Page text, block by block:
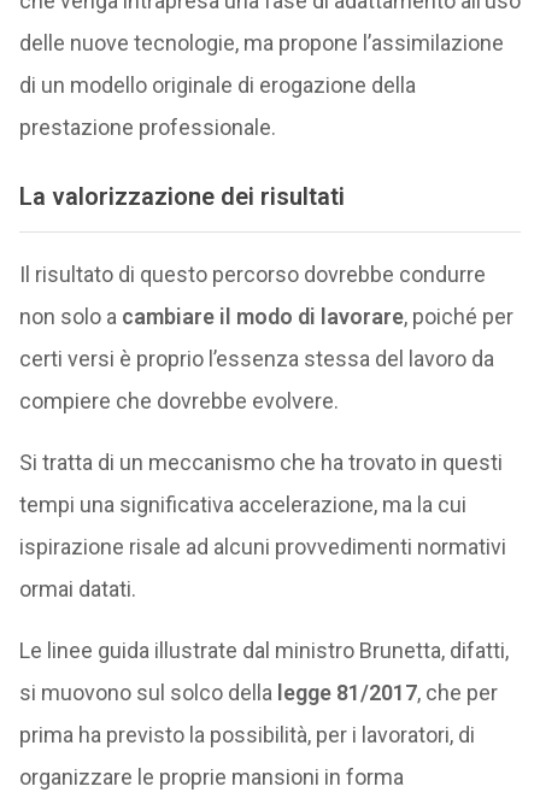
delle nuove tecnologie, ma propone l’assimilazione
di un modello originale di erogazione della
prestazione professionale.
La valorizzazione dei risultati
Il risultato di questo percorso dovrebbe condurre
non solo a cambiare il modo di lavorare, poiché per
certi versi è proprio l’essenza stessa del lavoro da
compiere che dovrebbe evolvere.
Si tratta di un meccanismo che ha trovato in questi
tempi una significativa accelerazione, ma la cui
ispirazione risale ad alcuni provvedimenti normativi
ormai datati.
Le linee guida illustrate dal ministro Brunetta, difatti,
si muovono sul solco della legge 81/2017, che per
prima ha previsto la possibilità, per i lavoratori, di
organizzare le proprie mansioni in forma